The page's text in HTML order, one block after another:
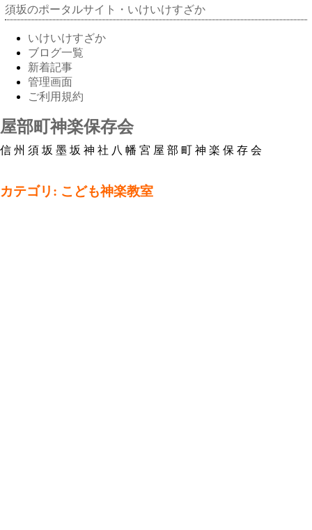
須坂のポータルサイト・いけいけすざか
いけいけすざか
ブログ一覧
新着記事
管理画面
ご利用規約
屋部町神楽保存会
信州須坂墨坂神社八幡宮屋部町神楽保存会
カテゴリ: こども神楽教室